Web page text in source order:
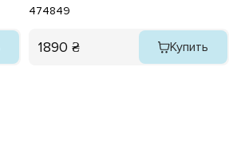
474849
1890 ₴ Купить